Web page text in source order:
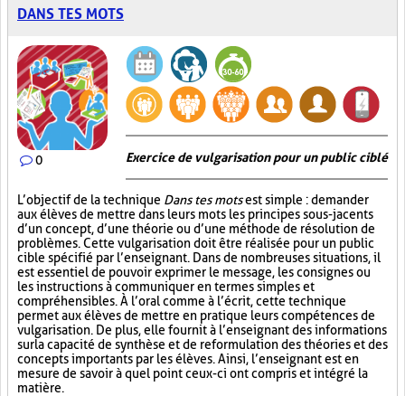
DANS TES MOTS
0 Exercice de vulgarisation pour un public ciblé
L’objectif de la technique Dans tes motsest simple : demander
aux élèves de mettre dans leurs mots les principes sous-jacents
d’un concept, d’une théorie ou d’une méthode de résolution de
problèmes. Cette vulgarisation doit être réalisée pour un public
cible spécifié par l’enseignant. Dans de nombreuses situations, il
est essentiel de pouvoir exprimer le message, les consignes ou
les instructions à communiquer en termes simples et
compréhensibles. À l’oral comme à l’écrit, cette technique
permet aux élèves de mettre en pratique leurs compétences de
vulgarisation. De plus, elle fournit à l’enseignant des informations
sur la capacité de synthèse et de reformulation des théories et des
concepts importants par les élèves. Ainsi, l’enseignant est en
mesure de savoir à quel point ceux-ci ont compris et intégré la
matière.